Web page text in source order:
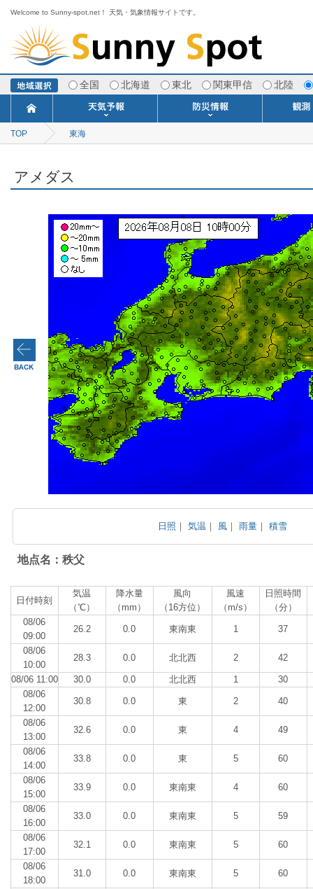
Welcome to Sunny-spot.net！ 天気・気象情報サイトです。
全国 北海道 東北 関東甲信 北陸
今日明日の天気
ポイント予報
週間天気予報
寒・暖候期予報
TOP 東海
アメダス
日照 ｜気温 ｜ 風 ｜雨量 ｜積雪
地点名：秩父
日付時刻
気温
（℃）
降水量
（mm）
風向
（16方位）
風速
（m/s）
日照時間
（分）
08/06
09:00
26.2 0.0 東南東 1 37
08/06
10:00
28.3 0.0 北北西 2 42
08/06 11:00 30.0 0.0 北北西 1
30
08/06
12:00
30.8 0.0 東 2 40
08/06
13:00
32.6 0.0 東 4 49
08/06
14:00
33.8 0.0 東 5 60
08/06
15:00
33.9 0.0 東南東 4 60
08/06
16:00
33.0 0.0 東南東 5 59
08/06
17:00
32.1 0.0 東南東 5 60
08/06
18:00
31.0 0.0 東南東 5 60